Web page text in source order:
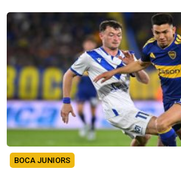
BOCA JUNIORS